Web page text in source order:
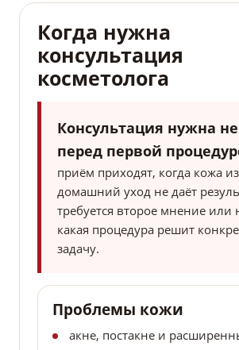
Когда нужна
консультация
косметолога
Консультация нужна
перед первой
приём приходят, когда кожа
домашний уход не даёт
требуется второе мнение или
какая процедура решит
задачу.
Проблемы кожи
акне, постакне и